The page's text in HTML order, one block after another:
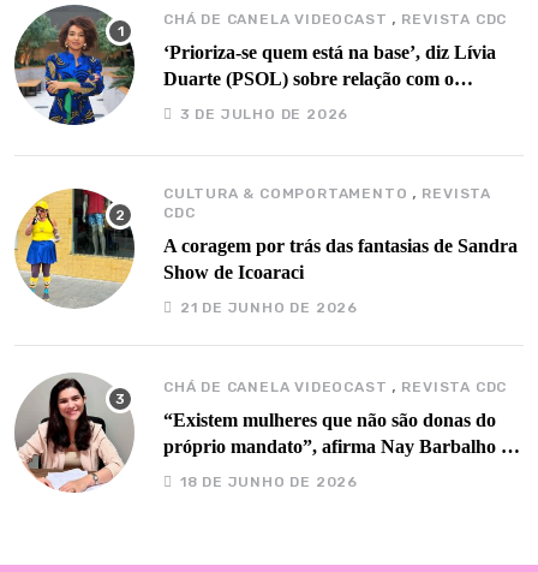
CHÁ DE CANELA VIDEOCAST , REVISTA CDC
‘Prioriza-se quem está na base’, diz Lívia
Duarte (PSOL) sobre relação com o
governo Barbalho
3 DE JULHO DE 2026
CULTURA & COMPORTAMENTO , REVISTA
CDC
A coragem por trás das fantasias de Sandra
Show de Icoaraci
21 DE JUNHO DE 2026
CHÁ DE CANELA VIDEOCAST , REVISTA CDC
“Existem mulheres que não são donas do
próprio mandato”, afirma Nay Barbalho no
Chá de Canela
18 DE JUNHO DE 2026